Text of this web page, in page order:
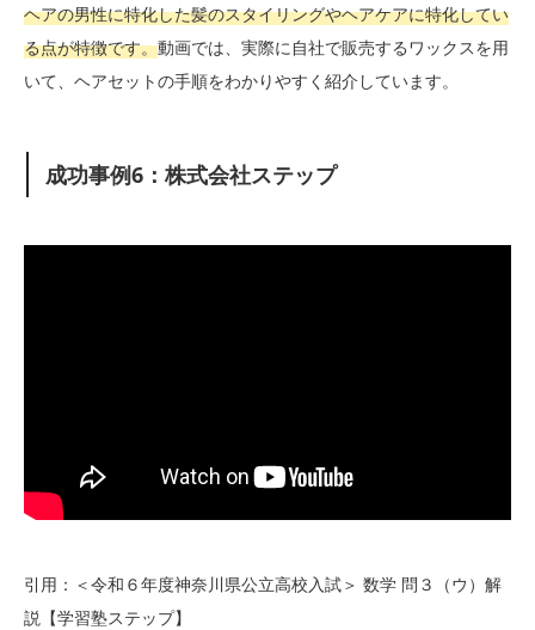
ヘアの男性に特化した髪のスタイリングやヘアケアに特化してい
る点が特徴です。動画では、実際に自社で販売するワックスを用
いて、ヘアセットの手順をわかりやすく紹介しています。
成功事例6：株式会社ステップ
引用：＜令和６年度神奈川県公立高校入試＞ 数学 問３（ウ）解
説【学習塾ステップ】